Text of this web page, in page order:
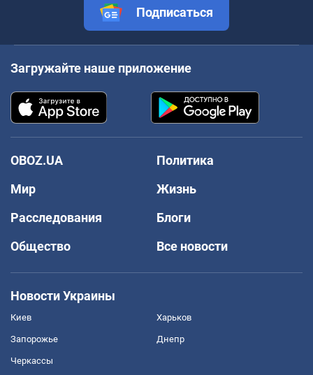
Подписаться
Загружайте наше приложение
OBOZ.UA
Политика
Мир
Жизнь
Расследования
Блоги
Общество
Все новости
Новости Украины
Киев Харьков
Запорожье Днепр
Черкассы